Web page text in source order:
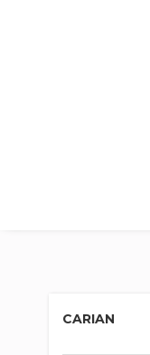
CARIAN